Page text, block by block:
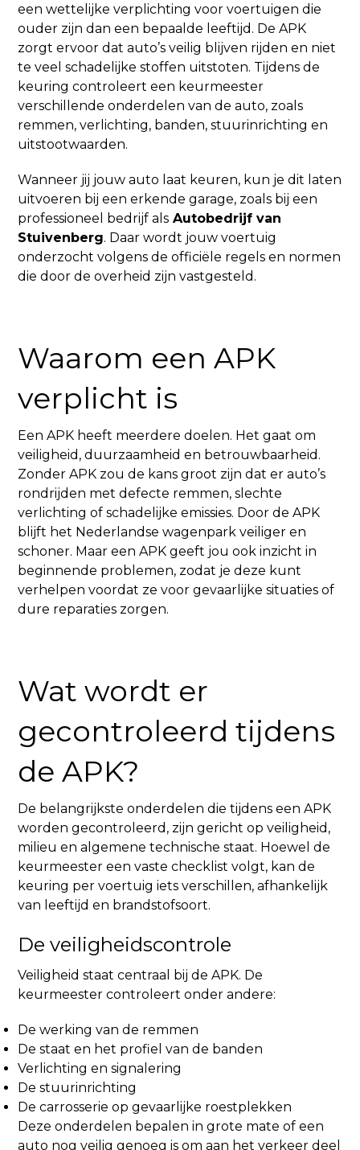
een wettelijke verplichting voor voertuigen die
ouder zijn dan een bepaalde leeftijd. De APK
zorgt ervoor dat auto’s veilig blijven rijden en niet
te veel schadelijke stoffen uitstoten. Tijdens de
keuring controleert een keurmeester
verschillende onderdelen van de auto, zoals
remmen, verlichting, banden, stuurinrichting en
uitstootwaarden.
Wanneer jij jouw auto laat keuren, kun je dit laten
uitvoeren bij een erkende garage, zoals bij een
professioneel bedrijf als Autobedrijf van
Stuivenberg. Daar wordt jouw voertuig
onderzocht volgens de officiële regels en normen
die door de overheid zijn vastgesteld.
Waarom een APK
verplicht is
Een APK heeft meerdere doelen. Het gaat om
veiligheid, duurzaamheid en betrouwbaarheid.
Zonder APK zou de kans groot zijn dat er auto’s
rondrijden met defecte remmen, slechte
verlichting of schadelijke emissies. Door de APK
blijft het Nederlandse wagenpark veiliger en
schoner. Maar een APK geeft jou ook inzicht in
beginnende problemen, zodat je deze kunt
verhelpen voordat ze voor gevaarlijke situaties of
dure reparaties zorgen.
Wat wordt er
gecontroleerd tijdens
de APK?
De belangrijkste onderdelen die tijdens een APK
worden gecontroleerd, zijn gericht op veiligheid,
milieu en algemene technische staat. Hoewel de
keurmeester een vaste checklist volgt, kan de
keuring per voertuig iets verschillen, afhankelijk
van leeftijd en brandstofsoort.
De veiligheidscontrole
Veiligheid staat centraal bij de APK. De
keurmeester controleert onder andere:
De werking van de remmen
De staat en het profiel van de banden
Verlichting en signalering
De stuurinrichting
De carrosserie op gevaarlijke roestplekken
Deze onderdelen bepalen in grote mate of een
auto nog veilig genoeg is om aan het verkeer deel